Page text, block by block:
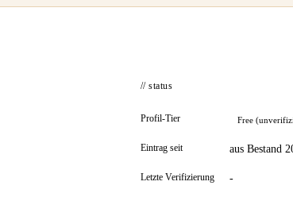
// status
Profil-Tier Free
Eintrag seit aus Bestand
Letzte Verifizierung -